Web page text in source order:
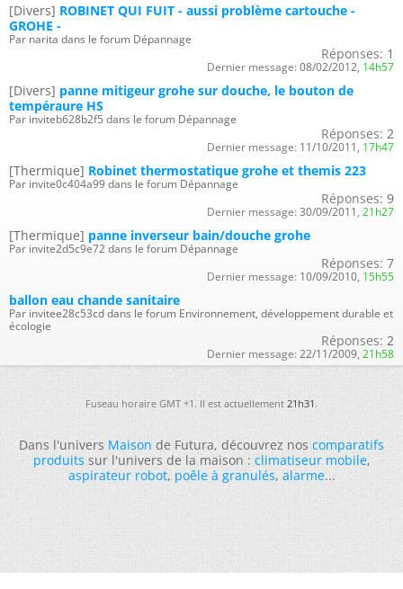
[Divers] ROBINET QUI FUIT - aussi problème cartouche -
GROHE -
Par narita dans le forum Dépannage
Réponses: 1
Dernier message: 08/02/2012, 14h57
[Divers] panne mitigeur grohe sur douche, le bouton de
tempéraure HS
Par inviteb628b2f5 dans le forum Dépannage
Réponses: 2
Dernier message: 11/10/2011, 17h47
[Thermique] Robinet thermostatique grohe et themis 223
Par invite0c404a99 dans le forum Dépannage
Réponses: 9
Dernier message: 30/09/2011, 21h27
[Thermique] panne inverseur bain/douche grohe
Par invite2d5c9e72 dans le forum Dépannage
Réponses: 7
Dernier message: 10/09/2010, 15h55
ballon eau chande sanitaire
Par invitee28c53cd dans le forum Environnement, développement durable et
écologie
Réponses: 2
Dernier message: 22/11/2009, 21h58
Fuseau horaire GMT +1. Il est actuellement21h31.
Dans l'universMaisonde Futura, découvrez noscomparatifs
produitssur l'univers de la maison :climatiseur mobile,
aspirateur robot,poêle à granulés,alarme...